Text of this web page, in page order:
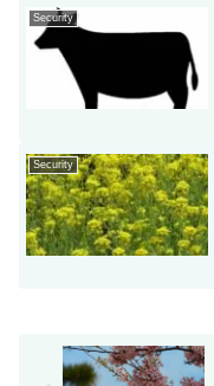
Security
Security